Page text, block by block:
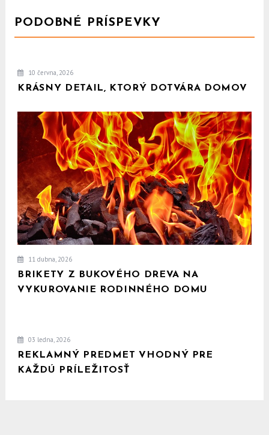
PODOBNÉ PRÍSPEVKY
10 června, 2026
KRÁSNY DETAIL, KTORÝ DOTVÁRA DOMOV
11 dubna, 2026
BRIKETY Z BUKOVÉHO DREVA NA
VYKUROVANIE RODINNÉHO DOMU
03 ledna, 2026
REKLAMNÝ PREDMET VHODNÝ PRE
KAŽDÚ PRÍLEŽITOSŤ